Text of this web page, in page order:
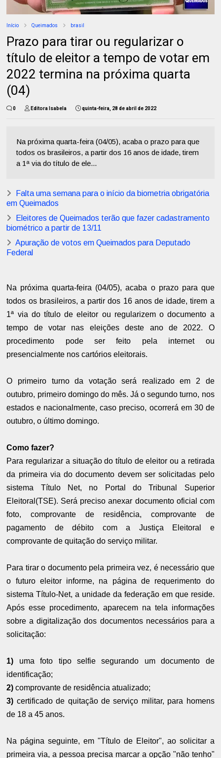
Início Queimados brasil
Prazo para tirar ou regularizar o
título de eleitor a tempo de votar em
2022 termina na próxima quarta
(04)
0 Editora Isabela quinta-feira, 28 de abril de 2022
Na próxima quarta-feira (04/05), acaba o prazo para que
todos os brasileiros, a partir dos 16 anos de idade, tirem
a 1ª via do título de ele...
Falta uma semana para o início da biometria obrigatória
em Queimados
Eleitores de Queimados terão que fazer cadastramento
biométrico a partir de 13/11
Apuração de votos em Queimados para Deputado
Federal
Na próxima quarta-feira (04/05), acaba o prazo para que
todos os brasileiros, a partir dos 16 anos de idade, tirem a
1ª via do título de eleitor ou regularizem o documento a
tempo de votar nas eleições deste ano de 2022. O
procedimento pode ser feito pela internet ou
presencialmente nos cartórios eleitorais.
O primeiro turno da votação será realizado em 2 de
outubro, primeiro domingo do mês. Já o segundo turno, nos
estados e nacionalmente, caso preciso, ocorrerá em 30 de
outubro, o último domingo.
Como fazer?
Para regularizar a situação do título de eleitor ou a retirada
da primeira via do documento devem ser solicitadas pelo
sistema Título Net, no Portal do Tribunal Superior
Eleitoral(TSE). Será preciso anexar documento oficial com
foto, comprovante de residência, comprovante de
pagamento de débito com a Justiça Eleitoral e
comprovante de quitação do serviço militar.
Para tirar o documento pela primeira vez, é necessário que
o futuro eleitor informe, na página de requerimento do
sistema Título-Net, a unidade da federação em que reside.
Após esse procedimento, aparecem na tela informações
sobre a digitalização dos documentos necessários para a
solicitação:
1) uma foto tipo selfie segurando um documento de
identificação;
2)comprovante de residência atualizado;
3) certificado de quitação de serviço militar, para homens
de 18 a 45 anos.
Na página seguinte, em "Título de Eleitor", ao solicitar a
primeira via, a pessoa precisa marcar a opção "não tenho"